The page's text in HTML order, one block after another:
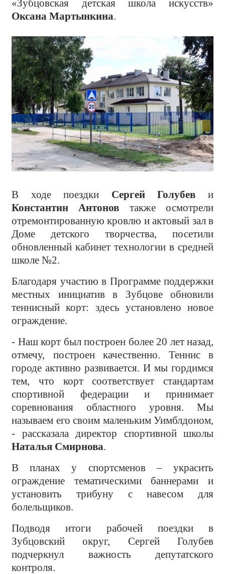
«Зубцовская детская школа искусств»
Оксана Мартынкина.
В ходе поездки Сергей Голубев и
Константин Антонов также осмотрели
отремонтированную кровлю и актовый зал в
Доме детского творчества, посетили
обновленный кабинет технологии в средней
школе №2.
Благодаря участию в Программе поддержки
местных инициатив в Зубцове обновили
теннисный корт: здесь установлено новое
ограждение.
- Наш корт был построен более 20 лет назад,
отмечу, построен качественно. Теннис в
городе активно развивается. И мы гордимся
тем, что корт соответствует стандартам
спортивной федерации и принимает
соревнования областного уровня. Мы
называем его своим маленьким Уимблдоном,
- рассказала директор спортивной школы
Наталья Смирнова.
В планах у спортсменов – украсить
ограждение тематическими баннерами и
установить трибуну с навесом для
болельщиков.
Подводя итоги рабочей поездки в
Зубцовский округ, Сергей Голубев
подчеркнул важность депутатского
контроля.